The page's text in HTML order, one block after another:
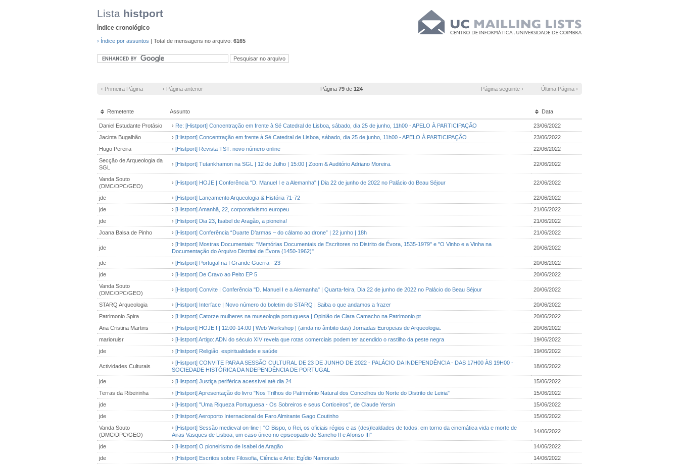
Lista histport
Índice cronológico
› Índice por assuntos | Total de mensagens no arquivo: 6165
‹ Primeira Página ‹ Página anterior Página 79 de 124 Página seguinte › Última Página ›
Remetente Assunto Data
Daniel Estudante Protásio › Re: [Histport] Concentração em frente à Sé Catedral de Lisboa, sábado, dia 25 de junho, 11h00 - APELO À PARTICIPAÇÃO
23/06/2022
Jacinta Bugalhão
› [Histport] Concentração em frente à Sé Catedral de Lisboa, sábado, dia 25 de junho, 11h00 - APELO À PARTICIPAÇÃO
23/06/2022
Hugo Pereira
› [Histport] Revista TST: novo número online
22/06/2022
Secção de Arqueologia da
SGL
› [Histport] Tutankhamon na SGL | 12 de Julho | 15:00 | Zoom & Auditório Adriano Moreira. 22/06/2022
Vanda Souto
(DMC/DPC/GEO)
› [Histport] HOJE | Conferência "D. Manuel I e a Alemanha" | Dia 22 de junho de 2022 no Palácio do Beau Séjour 22/06/2022
jde › [Histport] Lançamento Arqueologia & História 71-72
22/06/2022
jde
› [Histport] Amanhã, 22, corporativismo europeu
21/06/2022
jde
› [Histport] Dia 23, Isabel de Aragão, a pioneira!
21/06/2022
Joana Balsa de Pinho
› [Histport] Conferência “Duarte D’armas – do cálamo ao drone” | 22 junho | 18h 21/06/2022
jde
› [Histport] Mostras Documentais: "Memórias Documentais de Escritores no Distrito de Évora, 1535-1979" e "O Vinho e a Vinha na
Documentação do Arquivo Distrital de Évora (1450-1962)"
20/06/2022
jde › [Histport] Portugal na I Grande Guerra - 23
20/06/2022
jde
› [Histport] De Cravo ao Peito EP 5
20/06/2022
Vanda Souto
(DMC/DPC/GEO)
› [Histport] Convite | Conferência "D. Manuel I e a Alemanha" | Quarta-feira, Dia 22 de junho de 2022 no Palácio do Beau Séjour 20/06/2022
STARQ Arqueologia › [Histport] Interface | Novo número do boletim do STARQ | Saiba o que andamos a frazer
20/06/2022
Patrimonio Spira
› [Histport] Catorze mulheres na museologia portuguesa | Opinião de Clara Camacho na Patrimonio.pt
20/06/2022
Ana Cristina Martins
› [Histport] HOJE ! | 12:00-14:00 | Web Workshop | (ainda no âmbito das) Jornadas Europeias de Arqueologia.
20/06/2022
marioruisr
› [Histport] Artigo: ADN do século XIV revela que rotas comerciais podem ter acendido o rastilho da peste negra
19/06/2022
jde
› [Histport] Religião. espiritualidade e saúde 19/06/2022
Actividades Culturais
› [Histport] CONVITE PARA A SESSÃO CULTURAL DE 23 DE JUNHO DE 2022 - PALÁCIO DA INDEPENDÊNCIA - DAS 17H00 ÀS 19H00 -
SOCIEDADE HISTÓRICA DA NDEPENDÊNCIA DE PORTUGAL
18/06/2022
jde › [Histport] Justiça periférica acessível até dia 24
15/06/2022
Terras da Ribeirinha
› [Histport] Apresentação do livro "Nos Trilhos do Património Natural dos Concelhos do Norte do Distrito de Leiria"
15/06/2022
jde
› [Histport] "Uma Riqueza Portuguesa - Os Sobreiros e seus Corticeiros", de Claude Yersin
15/06/2022
jde
› [Histport] Aeroporto Internacional de Faro Almirante Gago Coutinho
15/06/2022
Vanda Souto
(DMC/DPC/GEO)
› [Histport] Sessão medieval on-line | "O Bispo, o Rei, os oficiais régios e as (des)lealdades de todos: em torno da cinemática vida e morte de
Airas Vasques de Lisboa, um caso único no episcopado de Sancho II e Afonso III"
14/06/2022
jde › [Histport] O pioneirismo de Isabel de Aragão
14/06/2022
jde
› [Histport] Escritos sobre Filosofia, Ciência e Arte: Egídio Namorado
14/06/2022